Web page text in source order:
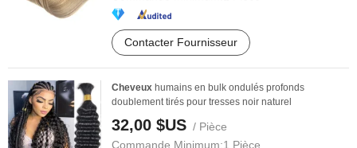
Contacter Fournisseur
Cheveux humains en bulk ondulés profonds
doublement tirés pour tresses noir naturel
32,00 $US / Pièce
Commande Minimum:1 Pièce